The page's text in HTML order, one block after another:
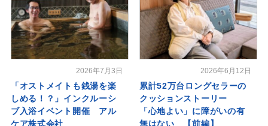
2026年7月3日
「オストメイトも銭湯を楽
しめる！？」インクルーシ
ブ入浴イベント開催 アル
ケア株式会社
2026年6月12日
累計52万台ロングセラーの
クッションストーリー
「心地よい」に障がいの有
無はない 【前編】